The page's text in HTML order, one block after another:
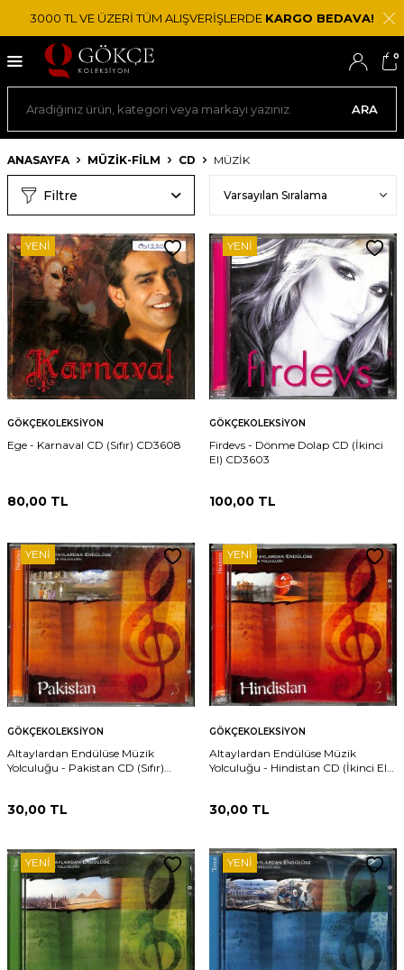
3000 TL VE ÜZERİ TÜM ALIŞVERİŞLERDE KARGO BEDAVA!
ARA
0
ANASAYFA MÜZİK-FİLM CD MÜZIK
Filtre
YENI
GÖKÇEKOLEKSIYON
Ege - Karnaval CD (Sıfır) CD3608
80,00 TL
YENI
GÖKÇEKOLEKSIYON
Firdevs - Dönme Dolap CD (İkinci
El) CD3603
100,00 TL
YENI
GÖKÇEKOLEKSIYON
Altaylardan Endülüse Müzik
Yolculuğu - Pakistan CD (Sıfır)
30,00 TL
YENI
GÖKÇEKOLEKSIYON
Altaylardan Endülüse Müzik
Yolculuğu - Hindistan CD (İkinci El)
30,00 TL
YENI YENI